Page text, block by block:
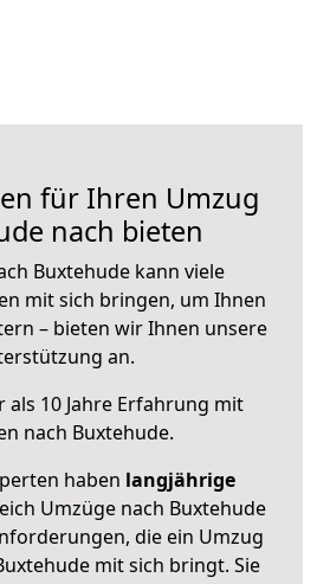
für Ihren Umzug
nach bieten
Buxtehude kann viele
mit sich bringen, um Ihnen
– bieten wir Ihnen unsere
an.
als 10 Jahre Erfahrung mit
nach Buxtehude.
haben langjährige
Umzüge nach Buxtehude
die ein Umzug
mit sich bringt. Sie